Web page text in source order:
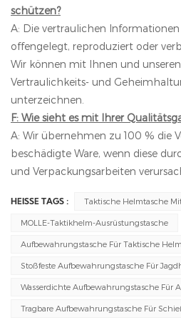
schützen?
A: Die vertraulichen Informationen
offengelegt, reproduziert oder
Wir können mit Ihnen und
Vertraulichkeits- und
unterzeichnen.
F: Wie sieht es mit Ihrer
A: Wir übernehmen zu 100 % die
beschädigte Ware, wenn diese
und Verpackungsarbeiten
HEISSE TAGS : Taktische Helmtasche
MOLLE-Taktikhelm-Ausrüstungstasche
Aufbewahrungstasche Für Taktische
Stoßfeste Aufbewahrungstasche Für
Wasserdichte Aufbewahrungstasche Für
Tragbare Aufbewahrungstasche Für